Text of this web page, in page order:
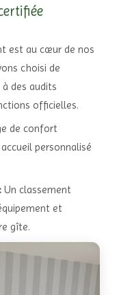
est au cœur de nos
choisi de
des audits
officielles.
de confort
personnalisé
Un classement
et
gîte.